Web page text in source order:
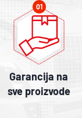
01
Garancija na
sve proizvode